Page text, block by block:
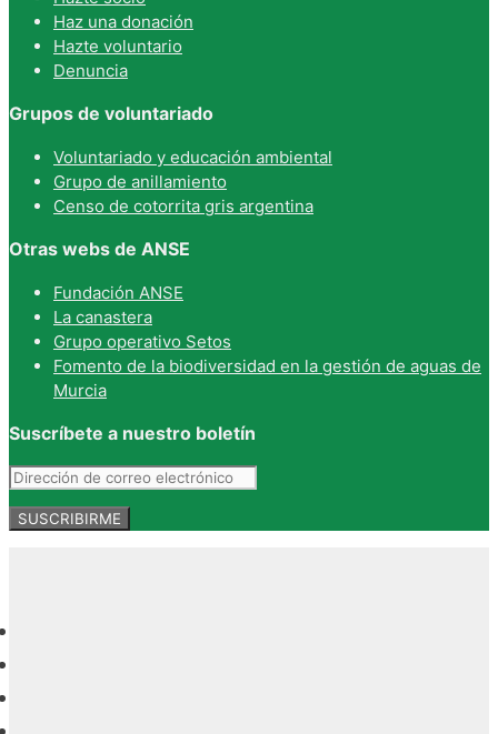
Haz una donación
Hazte voluntario
Denuncia
Grupos de voluntariado
Voluntariado y educación ambiental
Grupo de anillamiento
Censo de cotorrita gris argentina
Otras webs de ANSE
Fundación ANSE
La canastera
Grupo operativo Setos
Fomento de la biodiversidad en la gestión de aguas de
Murcia
Suscríbete a nuestro boletín